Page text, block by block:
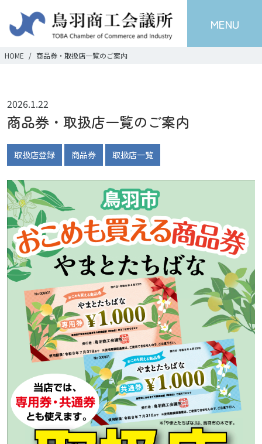
MENU
HOME 商品券・取扱店一覧のご案内
2026.1.22
商品券・取扱店一覧のご案内
取扱店登録 商品券 取扱店一覧